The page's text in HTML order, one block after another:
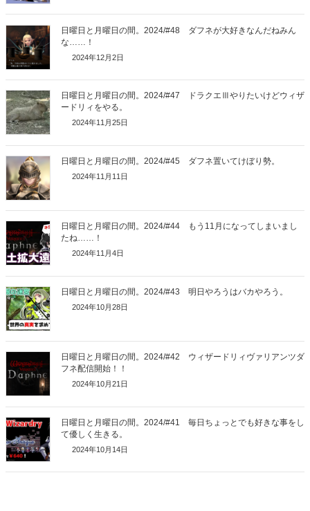
日曜日と月曜日の間。2024/#48 ダフネが大好きなんだねみん
な……！
2024年12月2日
日曜日と月曜日の間。2024/#47 ドラクエⅢやりたいけどウィザ
ードリィをやる。
2024年11月25日
日曜日と月曜日の間。2024/#45 ダフネ置いてけぼり勢。
2024年11月11日
日曜日と月曜日の間。2024/#44 もう11月になってしまいまし
たね……！
2024年11月4日
日曜日と月曜日の間。2024/#43 明日やろうはバカやろう。
2024年10月28日
日曜日と月曜日の間。2024/#42 ウィザードリィヴァリアンツダ
フネ配信開始！！
2024年10月21日
日曜日と月曜日の間。2024/#41 毎日ちょっとでも好きな事をし
て優しく生きる。
2024年10月14日